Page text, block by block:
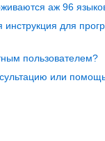
аж 96
инструкция для
пользователем?
или